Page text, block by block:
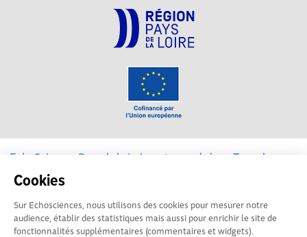
Cookies
Sur Echosciences, nous utilisons des cookies pour mesurer notre
audience, établir des statistiques mais aussi pour enrichir le site de
fonctionnalités supplémentaires (commentaires et widgets).
EchoSciences Pays de la Loire est propulsé parTerre des
Sciences
Mentions légales|Politique de confidentialité|CGU
|Ligne éditoriale